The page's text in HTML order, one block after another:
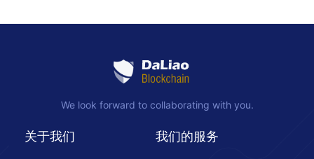
We look forward to collaborating with you.
关于我们 我们的服务